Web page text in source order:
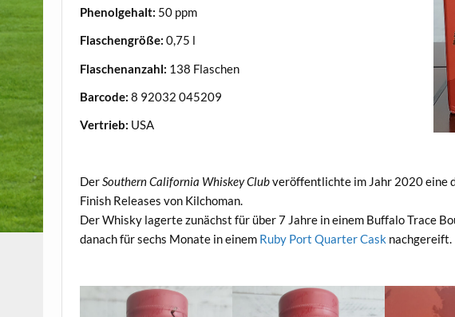
Phenolgehalt: 50 ppm
Flaschengröße:0,75 l
Flaschenanzahl: 138 Flaschen
Barcode: 8 92032 045209
Vertrieb: USA
DerSouthern California Whiskey Clubveröffentlichte im Jahr 2020 eine
Finish Releases von Kilchoman.
Der Whisky lagerte zunächst für über 7 Jahre in einem Buffalo Trace
danach für sechs Monate in einem Ruby Port Quarter Cask nachgereift.